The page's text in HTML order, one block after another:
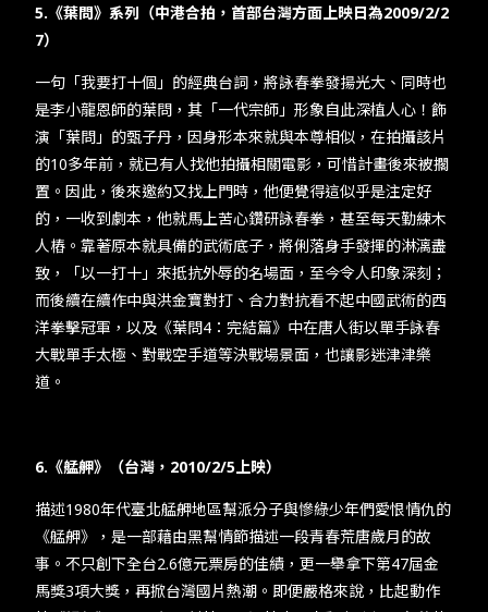
5.《葉問》系列（中港合拍，首部台灣方面上映日為2009/2/2
7）
一句「我要打十個」的經典台詞，將詠春拳發揚光大、同時也
是李小龍恩師的葉問，其「一代宗師」形象自此深植人心！飾
演「葉問」的甄子丹，因身形本來就與本尊相似，在拍攝該片
的10多年前，就已有人找他拍攝相關電影，可惜計畫後來被擱
置。因此，後來邀約又找上門時，他便覺得這似乎是注定好
的，一收到劇本，他就馬上苦心鑽研詠春拳，甚至每天勤練木
人樁。靠著原本就具備的武術底子，將俐落身手發揮的淋漓盡
致，「以一打十」來抵抗外辱的名場面，至今令人印象深刻；
而後續在續作中與洪金寶對打、合力對抗看不起中國武術的西
洋拳擊冠軍，以及《葉問4：完結篇》中在唐人街以單手詠春
大戰單手太極、對戰空手道等決戰場景面，也讓影迷津津樂
道。
6.《艋舺》（台灣，2010/2/5上映）
描述1980年代臺北艋舺地區幫派分子與慘綠少年們愛恨情仇的
《艋舺》，是一部藉由黑幫情節描述一段青春荒唐歲月的故
事。不只創下全台2.6億元票房的佳績，更一舉拿下第47屆金
馬獎3項大獎，再掀台灣國片熱潮。即便嚴格來說，比起動作